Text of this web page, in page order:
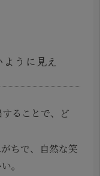
うに見え
ることで、ど
ちで、自然な笑
。